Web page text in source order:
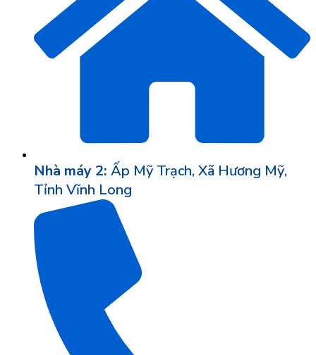
Nhà máy 2: Ấp Mỹ Trạch, Xã Hương Mỹ,
Tỉnh Vĩnh Long